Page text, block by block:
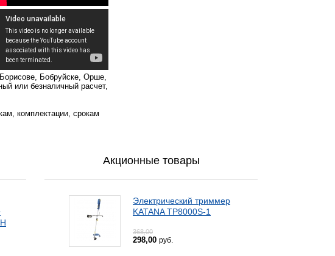
Бобруйске, Орше,
или безналичный расчет,
комплектации, срокам
Акционные товары
Электрический триммер
KATANA TP8000S-1
368,00
298,00 руб.